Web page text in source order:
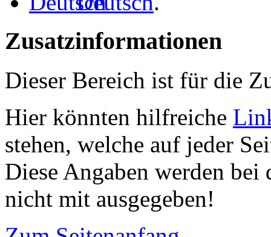
Zusatzinformationen
Dieser Bereich ist für die
Hier könnten hilfreiche
stehen, welche auf jeder
Diese Angaben werden
nicht mit ausgegeben!